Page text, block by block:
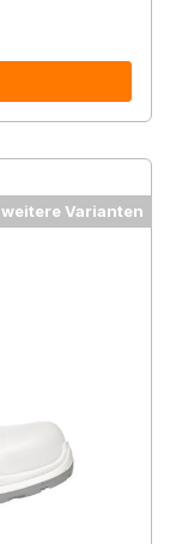
weitere Varianten